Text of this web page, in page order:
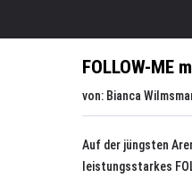
FOLLOW-ME
von: Bianca
Auf der jüngsten
leistungsstarkes